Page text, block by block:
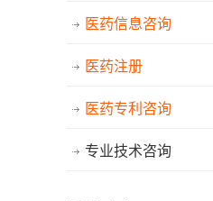
医药信息咨询
医药注册
医药专利咨询
专业技术咨询